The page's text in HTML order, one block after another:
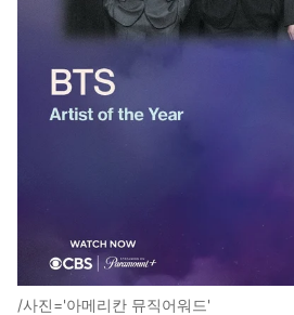
/사진='아메리칸 뮤직어워드'